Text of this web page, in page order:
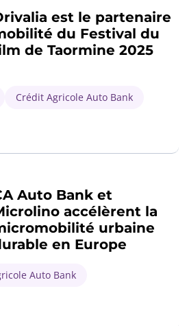
est le partenaire
du Festival du
de Taormine 2025
Crédit Agricole Auto Bank
Auto Bank et
accélèrent la
urbaine
en Europe
Auto Bank